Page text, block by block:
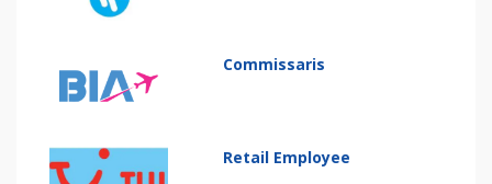
Commissaris
Retail Employee